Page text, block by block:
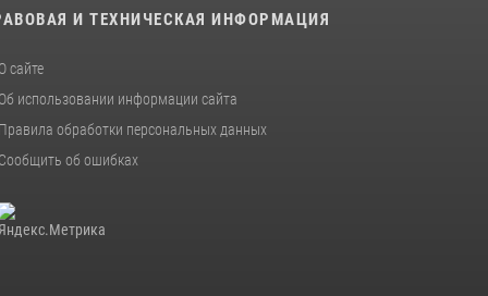
И ТЕХНИЧЕСКАЯ ИНФОРМАЦИЯ
О сайте
Об использовании информации сайта
Правила обработки персональных данных
Сообщить об ошибках